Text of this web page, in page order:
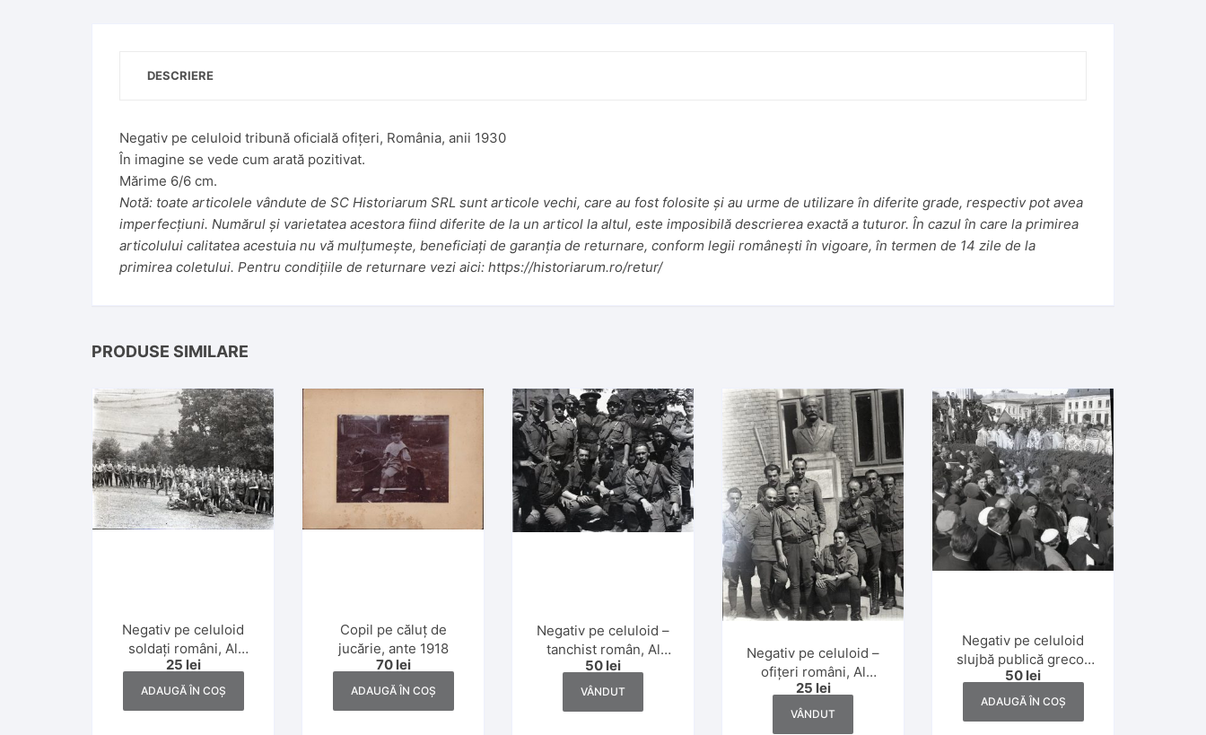
DESCRIERE
Negativ pe celuloid tribună oficială ofițeri, România, anii 1930
În imagine se vede cum arată pozitivat.
Mărime 6/6 cm.
Notă: toate articolele vândute de SC Historiarum SRL sunt articole vechi, care au fost folosite și au urme de utilizare în diferite grade, respectiv pot avea
imperfecțiuni. Numărul și varietatea acestora fiind diferite de la un articol la altul, este imposibilă descrierea exactă a tuturor. În cazul în care la primirea
articolului calitatea acestuia nu vă mulțumește, beneficiați de garanția de returnare, conform legii românești în vigoare, în termen de 14 zile de la
primirea coletului. Pentru condițiile de returnare vezi aici: https://historiarum.ro/retur/
PRODUSE SIMILARE
Negativ pe celuloid
soldați români, Al
Doilea Război Mondial
25 lei
ADAUGĂ ÎN COȘ
Copil pe căluț de
jucărie, ante 1918
70 lei
ADAUGĂ ÎN COȘ
Negativ pe celuloid –
tanchist român, Al
Doilea Război Mondial
50 lei
VÂNDUT
Negativ pe celuloid –
ofițeri români, Al
Doilea Război Mondial
25 lei
VÂNDUT
Negativ pe celuloid
slujbă publică greco-
catolică, Dej, anii 1930
50 lei
ADAUGĂ ÎN COȘ